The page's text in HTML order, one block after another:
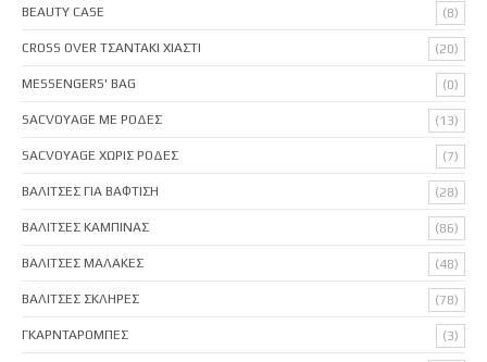
BEAUTY CASE (8)
CROSS OVER ΤΣΑΝΤΑΚΙ ΧΙΑΣΤΙ (20)
MESSENGERS' BAG (0)
SACVOYAGE ΜΕ ΡΟΔΕΣ (13)
SACVOYAGE ΧΩΡΙΣ ΡΟΔΕΣ (7)
ΒΑΛΙΤΣΕΣ ΓΙΑ ΒΑΦΤΙΣΗ (28)
ΒΑΛΙΤΣΕΣ ΚΑΜΠΙΝΑΣ (86)
ΒΑΛΙΤΣΕΣ ΜΑΛΑΚΕΣ (48)
ΒΑΛΙΤΣΕΣ ΣΚΛΗΡΕΣ (78)
ΓΚΑΡΝΤΑΡΟΜΠΕΣ (3)